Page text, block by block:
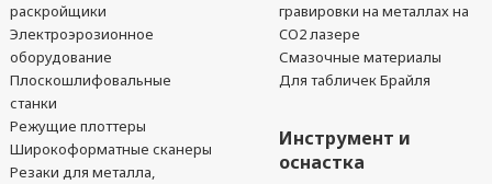
раскройщики
Электроэрозионное
оборудование
Плоскошлифовальные
станки
Режущие плоттеры
Широкоформатные сканеры
Резаки для металла,
гравировки на металлах на
CO2 лазере
Смазочные материалы
Для табличек Брайля
Инструмент и
оснастка